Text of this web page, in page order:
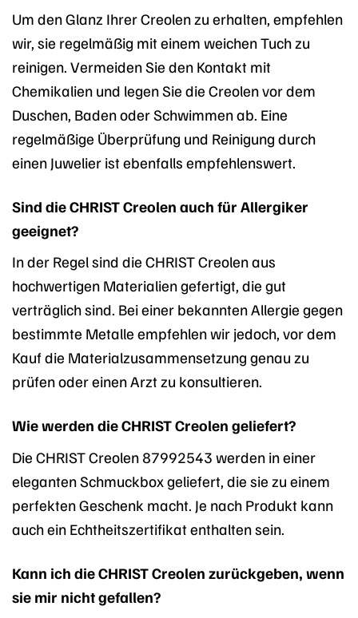
Um den Glanz Ihrer Creolen zu erhalten, empfehlen
wir, sie regelmäßig mit einem weichen Tuch zu
reinigen. Vermeiden Sie den Kontakt mit
Chemikalien und legen Sie die Creolen vor dem
Duschen, Baden oder Schwimmen ab. Eine
regelmäßige Überprüfung und Reinigung durch
einen Juwelier ist ebenfalls empfehlenswert.
Sind die CHRIST Creolen auch für Allergiker
geeignet?
In der Regel sind die CHRIST Creolen aus
hochwertigen Materialien gefertigt, die gut
verträglich sind. Bei einer bekannten Allergie gegen
bestimmte Metalle empfehlen wir jedoch, vor dem
Kauf die Materialzusammensetzung genau zu
prüfen oder einen Arzt zu konsultieren.
Wie werden die CHRIST Creolen geliefert?
Die CHRIST Creolen 87992543 werden in einer
eleganten Schmuckbox geliefert, die sie zu einem
perfekten Geschenk macht. Je nach Produkt kann
auch ein Echtheitszertifikat enthalten sein.
Kann ich die CHRIST Creolen zurückgeben, wenn
sie mir nicht gefallen?